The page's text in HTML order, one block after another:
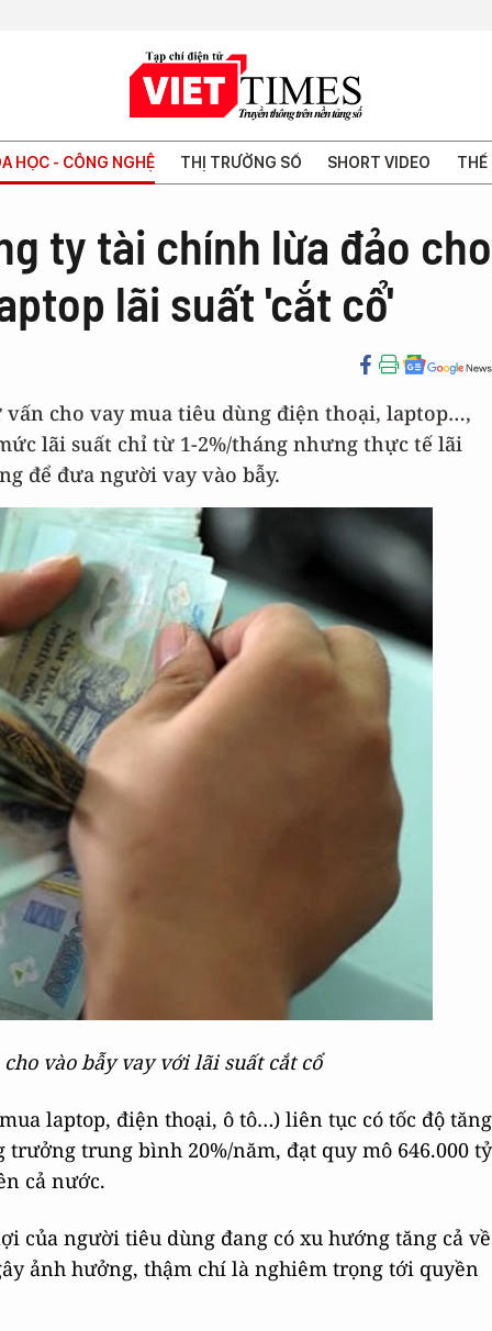
HỌC - CÔNG NGHỆ THỊ TRƯỜNG SỐ SHORT VIDEO THẾ
ty tài chính lừa đảo cho
lãi suất 'cắt cổ'
cho vay mua tiêu dùng điện thoại, laptop…,
lãi suất chỉ từ 1-2%/tháng nhưng thực tế lãi
để đưa người vay vào bẫy.
vào bẫy vay với lãi suất cắt cổ
laptop, điện thoại, ô tô…) liên tục có tốc độ tăng
trung bình 20%/năm, đạt quy mô 646.000 tỷ
cả nước.
của người tiêu dùng đang có xu hướng tăng cả về
ảnh hưởng, thậm chí là nghiêm trọng tới quyền